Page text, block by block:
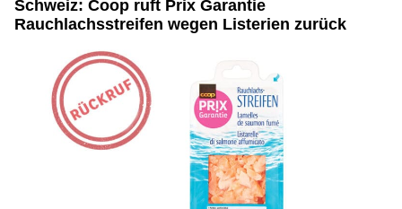
Schweiz: Coop ruft Prix Garantie
Rauchlachsstreifen wegen Listerien zurück